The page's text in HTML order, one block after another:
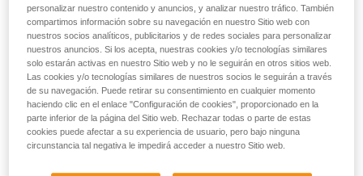
personalizar nuestro contenido y anuncios, y analizar nuestro tráfico. También
compartimos información sobre su navegación en nuestro Sitio web con
nuestros socios analíticos, publicitarios y de redes sociales para personalizar
nuestros anuncios. Si los acepta, nuestras cookies y/o tecnologías similares
solo estarán activas en nuestro Sitio web y no le seguirán en otros sitios web.
Las cookies y/o tecnologías similares de nuestros socios le seguirán a través
de su navegación. Puede retirar su consentimiento en cualquier momento
haciendo clic en el enlace "Configuración de cookies", proporcionado en la
parte inferior de la página del Sitio web. Rechazar todas o parte de estas
cookies puede afectar a su experiencia de usuario, pero bajo ninguna
circunstancia tal negativa le impedirá acceder a nuestro Sitio web.